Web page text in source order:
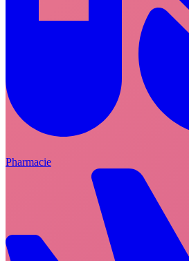
Pharmacie